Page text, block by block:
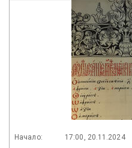
Начало: 17:00, 20.11.2024